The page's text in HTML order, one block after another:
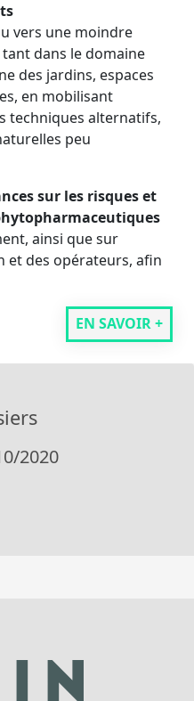
vers une moindre
dans le domaine
des jardins, espaces
en mobilisant
techniques alternatifs,
peu
sur les risques et
ainsi que sur
et des opérateurs, afin
EN SAVOIR +
2020